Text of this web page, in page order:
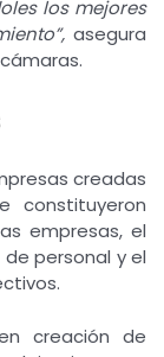
los mejores
asegura
creadas
constituyeron
empresas, el
personal y el
creación de